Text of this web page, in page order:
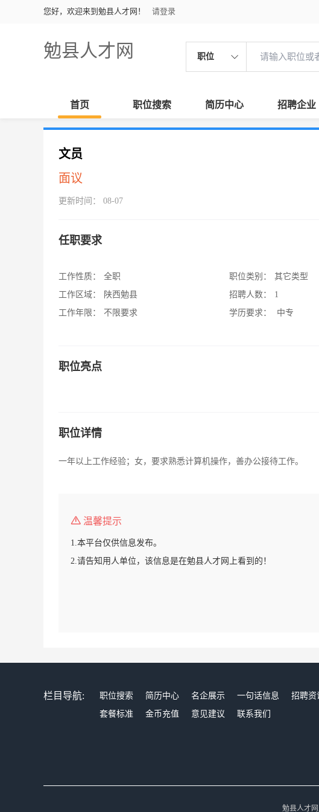
您好，欢迎来到勉县人才网！ 请登录
勉县人才网 职位
首页 职位搜索 简历中心 招聘企业
文员
面议
更新时间： 08-07
任职要求
工作性质：
全职
工作区域：
陕西勉县
工作年限：
不限要求
职位类别：
其它类型
招聘人数：
1
学历要求：
中专
职位亮点
职位详情
一年以上工作经验；女，要求熟悉计算机操作，善办公接待工作。
温馨提示
1.本平台仅供信息发布。
2.请告知用人单位，该信息是在勉县人才网上看到的！
栏目导航: 职位搜索 简历中心 名企展示 一句话信息 招聘资
套餐标准
金币充值 意见建议 联系我们
勉县人才